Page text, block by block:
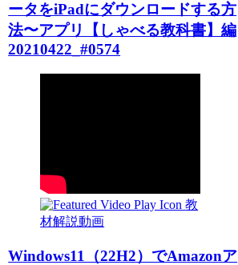
ータをiPadにダウンロードする方
法〜アプリ【しゃべる教科書】編
20210422_#0574
教
材解説動画
Windows11（22H2）でAmazonア